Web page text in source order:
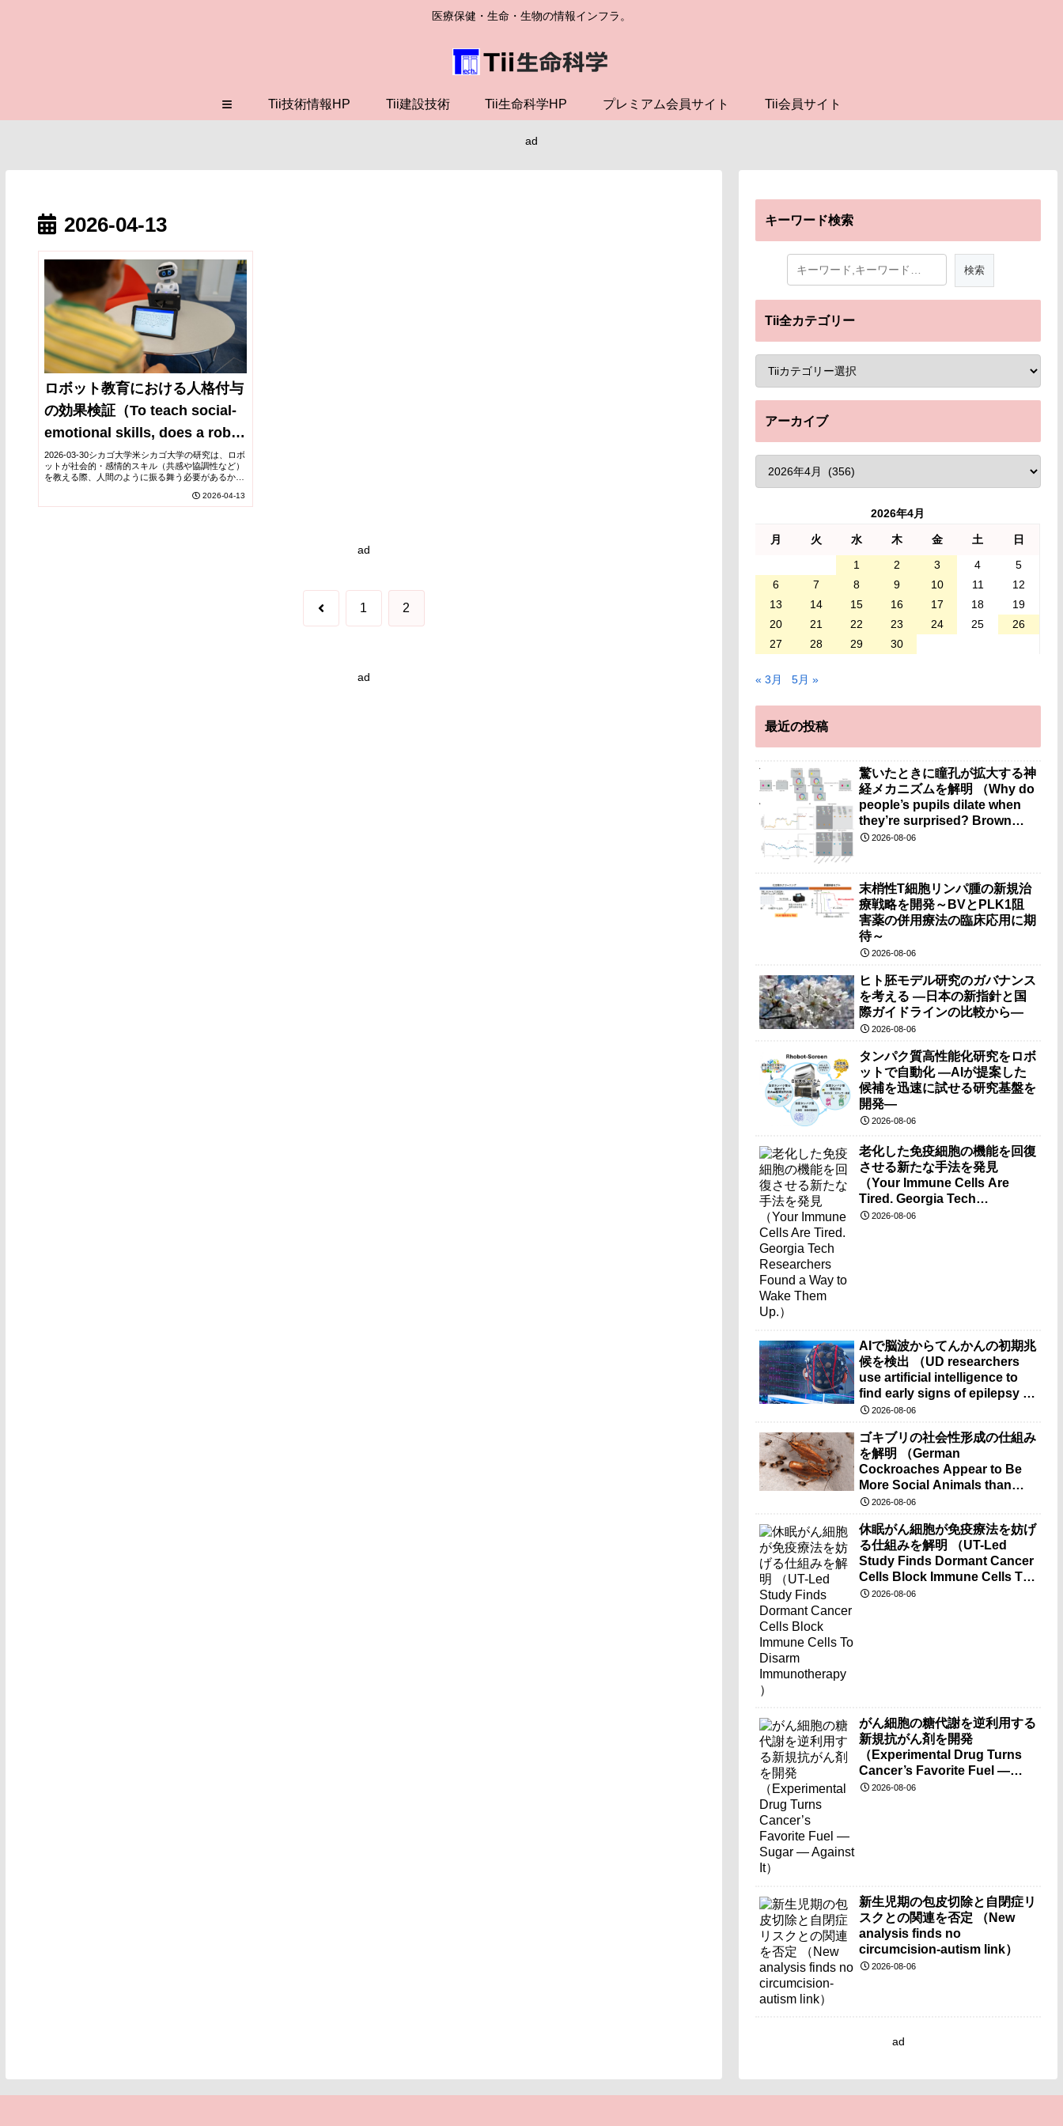
医療保健・生命・生物の情報インフラ。
≡ Tii技術情報HP Tii建設技術 Tii生命科学HP プレミアム会員サイト Tii会員サイト
ad
2026-04-13
ロボット教育における人格付与
の効果検証（To teach social-
emotional skills, does a robot
need to pretend to be
human?）
2026-03-30シカゴ大学米シカゴ大学の研究は、ロボ
ットが社会的・感情的スキル（共感や協調性など）
を教える際、人間のように振る舞う必要があるかを
や振る舞いを持たないロボットでも、適切な対話
2026-04-13
ad
前 1 2
ad
キーワード検索
Tii全カテゴリー
アーカイブ
2026年4月
月 火 水 木 金 土
日
1
2 3 4
5
6
7 8 9 10 11
12
13
14 15 16 17 18
19
20
21 22 23 24 25
26
27
28 29 30
« 3月 5月 »
最近の投稿
驚いたときに瞳孔が拡大する神
経メカニズムを解明 （Why do
people’s pupils dilate when
they’re surprised? Brown
researchers explain）
2026-08-06
末梢性T細胞リンパ腫の新規治
療戦略を開発～BVとPLK1阻
害薬の併用療法の臨床応用に期
待～
2026-08-06
ヒト胚モデル研究のガバナンス
を考える ―日本の新指針と国
際ガイドラインの比較から―
2026-08-06
タンパク質高性能化研究をロボ
ットで自動化 ―AIが提案した
候補を迅速に試せる研究基盤を
開発―
2026-08-06
老化した免疫細胞の機能を回復
させる新たな手法を発見
（Your Immune Cells Are
Tired. Georgia Tech
Researchers Found a Way to
2026-08-06
AIで脳波からてんかんの初期兆
候を検出 （UD researchers
use artificial intelligence to
find early signs of epilepsy in
brain-wave recordings）
2026-08-06
ゴキブリの社会性形成の仕組み
を解明 （German
Cockroaches Appear to Be
More Social Animals than
Previously Thought）
2026-08-06
休眠がん細胞が免疫療法を妨げ
る仕組みを解明 （UT-Led
Study Finds Dormant Cancer
Cells Block Immune Cells To
Disarm Immunotherapy）
2026-08-06
がん細胞の糖代謝を逆利用する
新規抗がん剤を開発
（Experimental Drug Turns
Cancer’s Favorite Fuel —
Sugar — Against It）
2026-08-06
新生児期の包皮切除と自閉症リ
スクとの関連を否定 （New
analysis finds no
circumcision-autism link）
2026-08-06
ad